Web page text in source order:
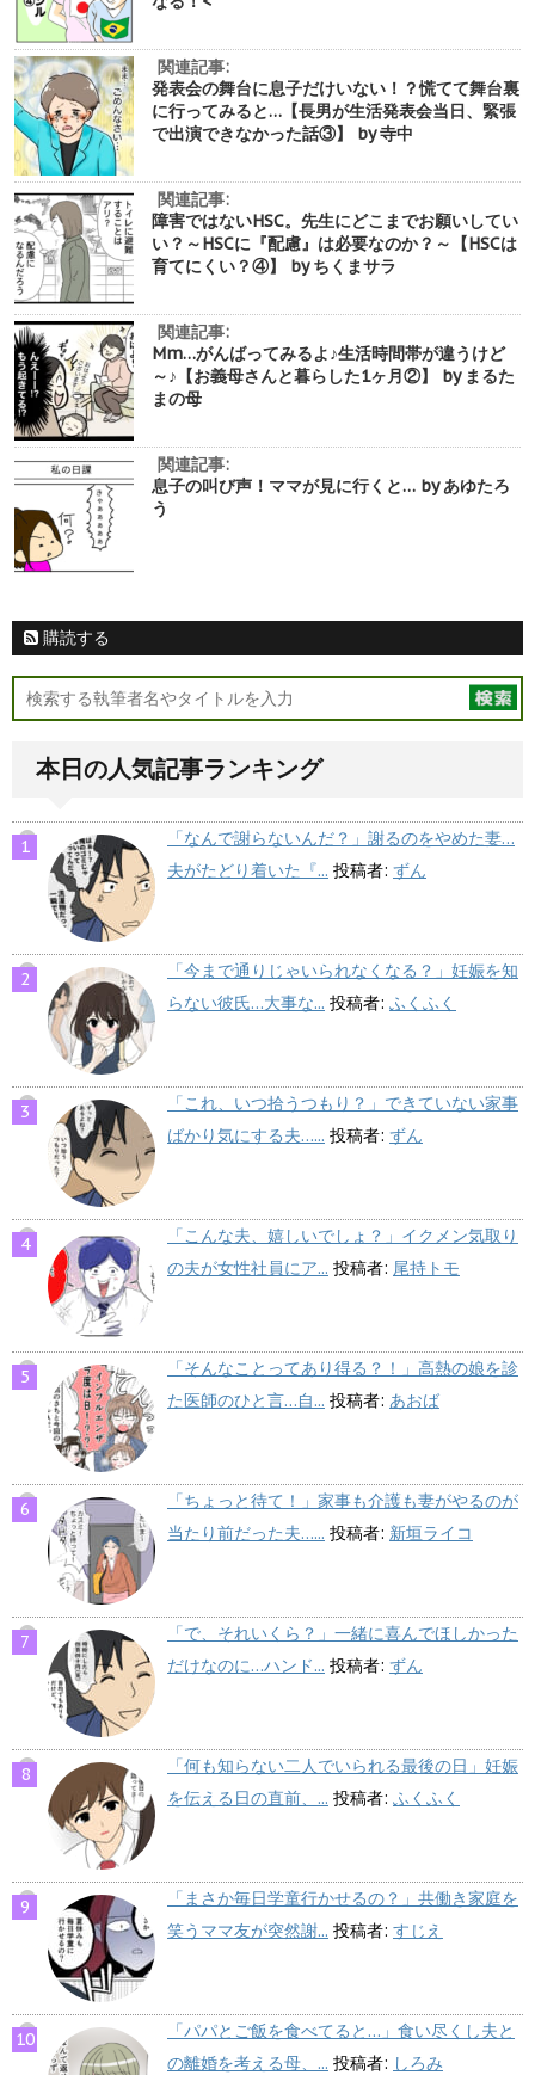
関連記事:
発表会の舞台に息子だけいない！？慌てて舞台裏
に行ってみると…【長男が生活発表会当日、緊張
で出演できなかった話③】 by 寺中
関連記事:
障害ではないHSC。先生にどこまでお願いしてい
い？～HSCに『配慮』は必要なのか？～【HSCは
育てにくい？④】 by ちくまサラ
関連記事:
Mm…がんばってみるよ♪生活時間帯が違うけど
～♪【お義母さんと暮らした1ヶ月②】 by まるた
まの母
関連記事:
息子の叫び声！ママが見に行くと… by あゆたろ
う
購読する
本日の人気記事ランキング
「なんで謝らないんだ？」謝るのをやめた妻…
夫がたどり着いた『... 投稿者: ずん
「今まで通りじゃいられなくなる？」妊娠を知
らない彼氏…大事な... 投稿者: ふくふく
「これ、いつ拾うつもり？」できていない家事
ばかり気にする夫…... 投稿者: ずん
「こんな夫、嬉しいでしょ？」イクメン気取り
の夫が女性社員にア... 投稿者: 尾持トモ
「そんなことってあり得る？！」高熱の娘を診
た医師のひと言…自... 投稿者: あおば
「ちょっと待て！」家事も介護も妻がやるのが
当たり前だった夫…... 投稿者: 新垣ライコ
「で、それいくら？」一緒に喜んでほしかった
だけなのに…ハンド... 投稿者: ずん
「何も知らない二人でいられる最後の日」妊娠
を伝える日の直前、... 投稿者: ふくふく
「まさか毎日学童行かせるの？」共働き家庭を
笑うママ友が突然謝... 投稿者: すじえ
「パパとご飯を食べてると…」食い尽くし夫と
の離婚を考える母、... 投稿者: しろみ